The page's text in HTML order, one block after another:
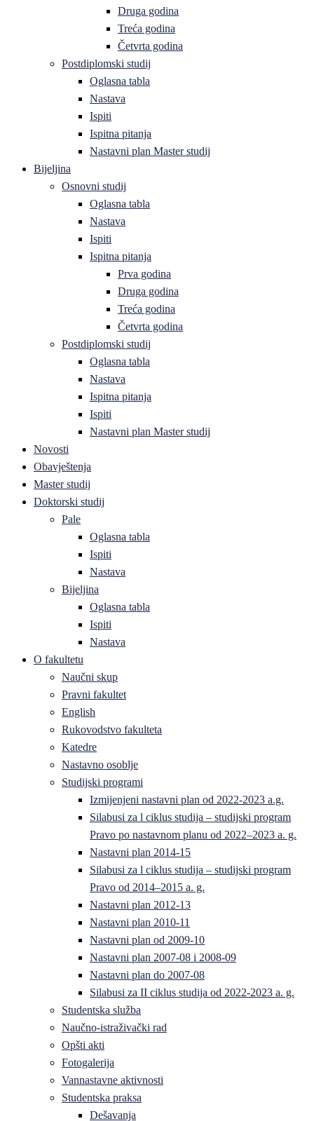
Druga godina
Treća godina
Četvrta godina
Postdiplomski studij
Oglasna tabla
Nastava
Ispiti
Ispitna pitanja
Nastavni plan Master studij
Bijeljina
Osnovni studij
Oglasna tabla
Nastava
Ispiti
Ispitna pitanja
Prva godina
Druga godina
Treća godina
Četvrta godina
Postdiplomski studij
Oglasna tabla
Nastava
Ispitna pitanja
Ispiti
Nastavni plan Master studij
Novosti
Obavještenja
Master studij
Doktorski studij
Pale
Oglasna tabla
Ispiti
Nastava
Bijeljina
Oglasna tabla
Ispiti
Nastava
O fakultetu
Naučni skup
Pravni fakultet
English
Rukovodstvo fakulteta
Katedre
Nastavno osoblje
Studijski programi
Izmijenjeni nastavni plan od 2022-2023 a.g.
Silabusi za l ciklus studija – studijski program
Pravo po nastavnom planu od 2022–2023 a. g.
Nastavni plan 2014-15
Silabusi za l ciklus studija – studijski program
Pravo od 2014–2015 a. g.
Nastavni plan 2012-13
Nastavni plan 2010-11
Nastavni plan od 2009-10
Nastavni plan 2007-08 i 2008-09
Nastavni plan do 2007-08
Silabusi za II ciklus studija od 2022-2023 a. g.
Studentska služba
Naučno-istraživački rad
Opšti akti
Fotogalerija
Vannastavne aktivnosti
Studentska praksa
Dešavanja